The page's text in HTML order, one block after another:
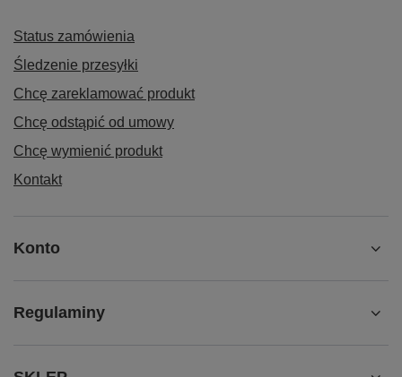
Status zamówienia
Śledzenie przesyłki
Chcę zareklamować produkt
Chcę odstąpić od umowy
Chcę wymienić produkt
Kontakt
Konto
Regulaminy